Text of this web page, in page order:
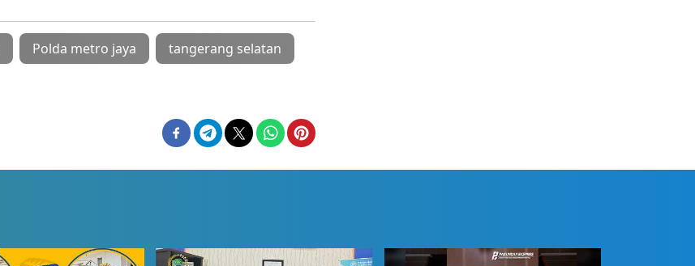
Polda metro jaya tangerang selatan